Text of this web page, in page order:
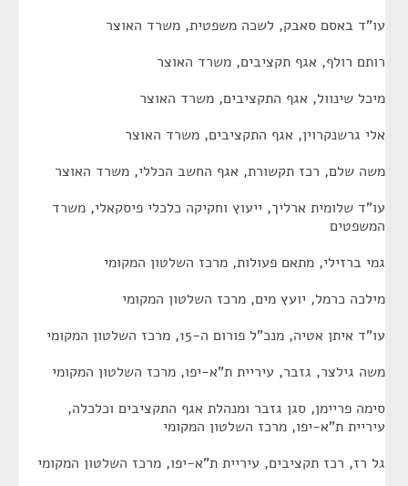
עו"ד באסם סאבק, לשכה משפטית, משרד האוצר
רותם רולף, אגף תקציבים, משרד האוצר
מיכל שינוול, אגף התקציבים, משרד האוצר
אלי גרשנקרוין, אגף התקציבים, משרד האוצר
משה שלם, רכז תקשורת, אגף החשב הכללי, משרד האוצר
עו"ד שלומית ארליך, ייעוץ וחקיקה כלכלי פיסקאלי, משרד
המשפטים
גמי ברזילי, מתאם פעולות, מרכז השלטון המקומי
מילכה כרמל, יועץ מים, מרכז השלטון המקומי
עו"ד איתן אטיה, מנכ"ל פורום ה-15, מרכז השלטון המקומי
משה גילצר, גזבר, עיריית ת"א-יפו, מרכז השלטון המקומי
סימה פריימן, סגן גזבר ומנהלת אגף התקציבים וכלכלה,
עיריית ת"א-יפו, מרכז השלטון המקומי
גל רז, רכז תקציבים, עיריית ת"א-יפו, מרכז השלטון המקומי